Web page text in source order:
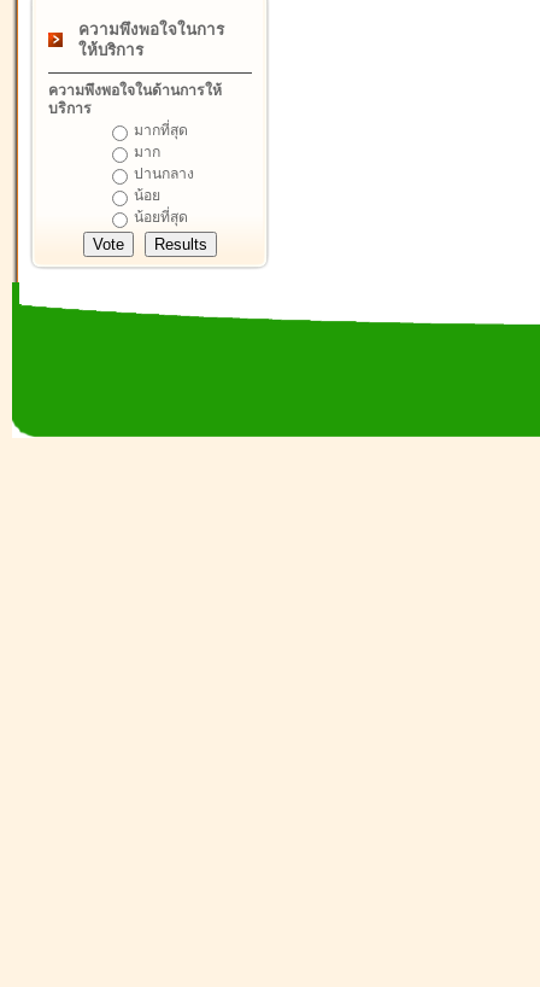
ความพึงพอใจในการ
ให้บริการ
ความพึงพอใจในด้านการให้
บริการ
มากที่สุด
มาก
ปานกลาง
น้อย
น้อยที่สุด